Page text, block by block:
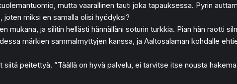
mutta vaarallinen tauti joka tapauksessa. Pyrin
joten miksi en samalla olisi hyödyksi?
mukana, ja silitin hellästi hännälläni soturin turkkia. Pian hän raotti
märkien sammalmyttyjen kanssa, ja Aaltosalaman kohdalle
peitettyä. ”Täällä on hyvä palvelu, ei tarvitse itse nousta